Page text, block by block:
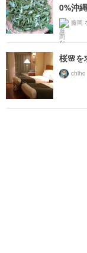
0%沖
藤岡
桜🌸を
chiho